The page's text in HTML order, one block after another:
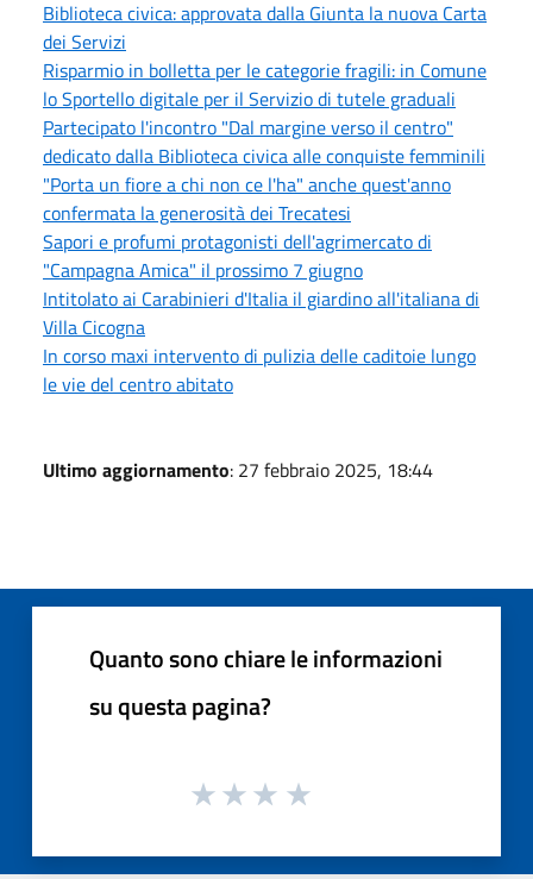
Biblioteca civica: approvata dalla Giunta la nuova Carta
dei Servizi
Risparmio in bolletta per le categorie fragili: in Comune
lo Sportello digitale per il Servizio di tutele graduali
Partecipato l'incontro "Dal margine verso il centro"
dedicato dalla Biblioteca civica alle conquiste femminili
"Porta un fiore a chi non ce l'ha" anche quest'anno
confermata la generosità dei Trecatesi
Sapori e profumi protagonisti dell'agrimercato di
"Campagna Amica" il prossimo 7 giugno
Intitolato ai Carabinieri d'Italia il giardino all'italiana di
Villa Cicogna
In corso maxi intervento di pulizia delle caditoie lungo
le vie del centro abitato
Ultimo aggiornamento: 27 febbraio 2025, 18:44
Quanto sono chiare le informazioni
su questa pagina?